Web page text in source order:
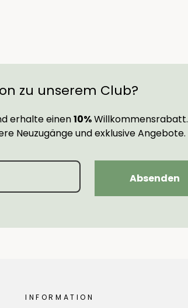
zu unserem Club?
erhalte einen10%Willkommensrabatt.
Neuzugänge und exklusive Angebote.
Absenden
INFORMATION